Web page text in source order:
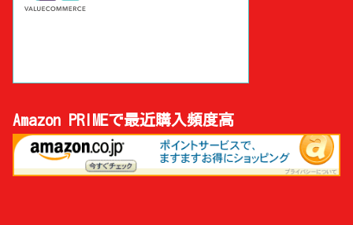
Amazon PRIMEで最近購入頻度高